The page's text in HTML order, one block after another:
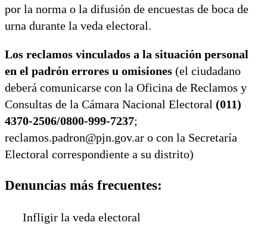
por la norma o la difusión de encuestas de boca de
urna durante la veda electoral.
Los reclamos vinculados a la situación personal
en el padrón errores u omisiones (el ciudadano
deberá comunicarse con la Oficina de Reclamos y
Consultas de la Cámara Nacional Electoral (011)
4370-2506/0800-999-7237;
reclamos.padron@pjn.gov.ar o con la Secretaría
Electoral correspondiente a su distrito)
Denuncias más frecuentes:
Infligir la veda electoral